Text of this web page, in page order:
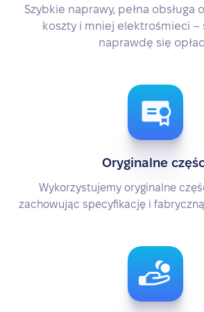
Szybkie naprawy, pełna obsługa
koszty i mniej elektrośmieci –
naprawdę się
Oryginalne
Wykorzystujemy oryginalne
zachowując specyfikację i